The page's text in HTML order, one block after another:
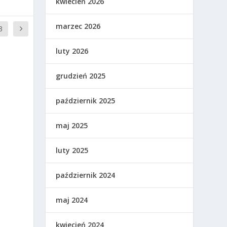
marzec 2026
luty 2026
grudzień 2025
październik 2025
maj 2025
luty 2025
październik 2024
maj 2024
kwiecień 2024